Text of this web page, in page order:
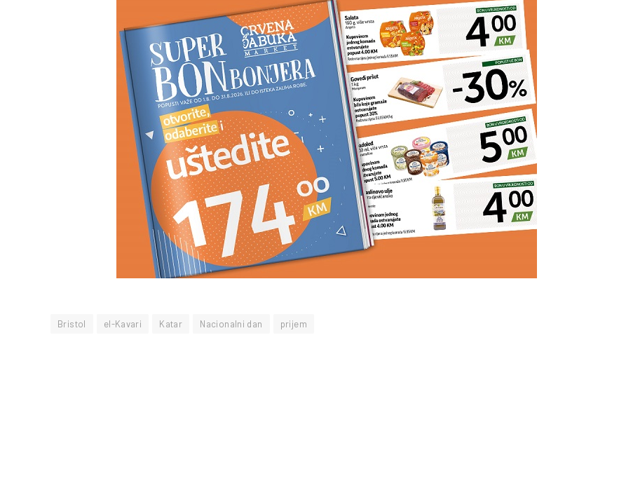
Bristol el-Kavari Katar Nacionalni dan prijem